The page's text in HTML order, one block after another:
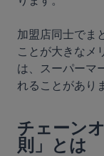
加盟店同士でま
ことが大きなメ
は、スーパーマ
れることがあり
チェーン
則」とは